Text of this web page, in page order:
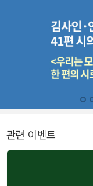
관련 이벤트